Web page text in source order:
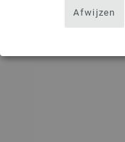
Afwijzen